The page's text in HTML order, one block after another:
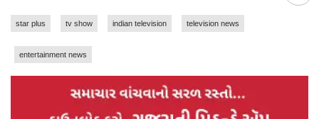
star plus tv show indian television television news
entertainment news